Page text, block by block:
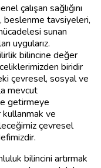
çalışan sağlığını
beslenme tavsiyeleri,
sunan
uygularız.
bilincine değer
biridir
çevresel, sosyal ve
mevcut
getirmeye
kullanmak ve
çevresel
bilincini artırmak